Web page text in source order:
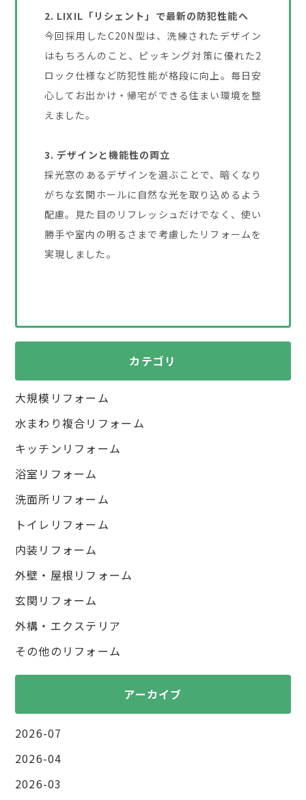
2. LIXIL「リシェント」で最新の防犯性能へ
今回採用したC20N型は、洗練されたデザイン
はもちろんのこと、ピッキング対策に優れた2
ロック仕様など防犯性能が格段に向上。毎日安
心してお出かけ・帰宅ができる住まい環境を整
えました。
3. デザインと機能性の両立
採光窓のあるデザインを選ぶことで、暗くなり
がちな玄関ホールに自然な光を取り込めるよう
配慮。見た目のリフレッシュだけでなく、使い
勝手や室内の明るさまで考慮したリフォームを
実現しました。
カテゴリ
大規模リフォーム
水まわり複合リフォーム
キッチンリフォーム
浴室リフォーム
洗面所リフォーム
トイレリフォーム
内装リフォーム
外壁・屋根リフォーム
玄関リフォーム
外構・エクステリア
その他のリフォーム
アーカイブ
2026-07
2026-04
2026-03